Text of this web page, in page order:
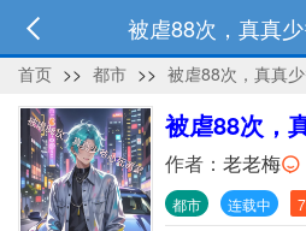
被虐88次，真真
首页 >> 都市 >> 被虐88次，真真
被虐88次，
作者： 老老梅
都市 连载中